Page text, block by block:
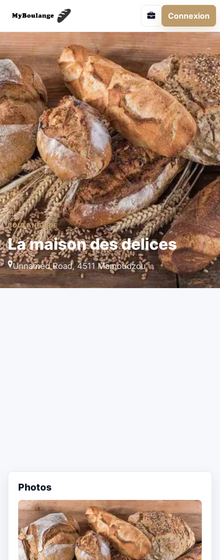
Connexion
BOULANGERIE
La maison des delices
Unnamed Road, 4511 Mamoudzou
Photos